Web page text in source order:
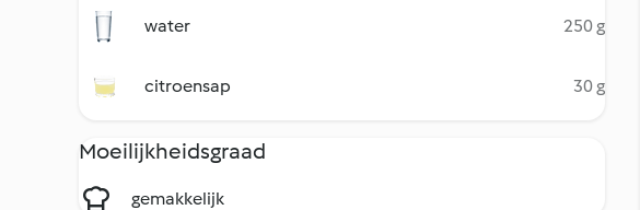
water 250 g
citroensap 30 g
Moeilijkheidsgraad
gemakkelijk